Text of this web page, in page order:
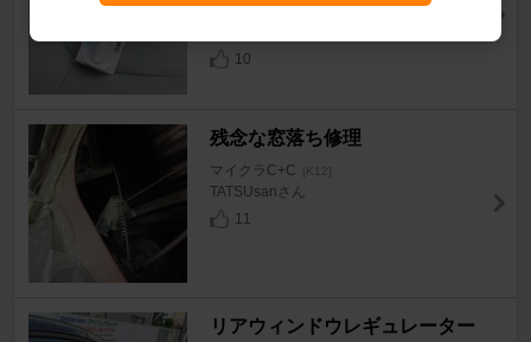
マイクラC+C
10
残念な窓落ち修理
マイクラC+C [K12]
TATSUsanさん
11
リアウィンドウレギュレーター